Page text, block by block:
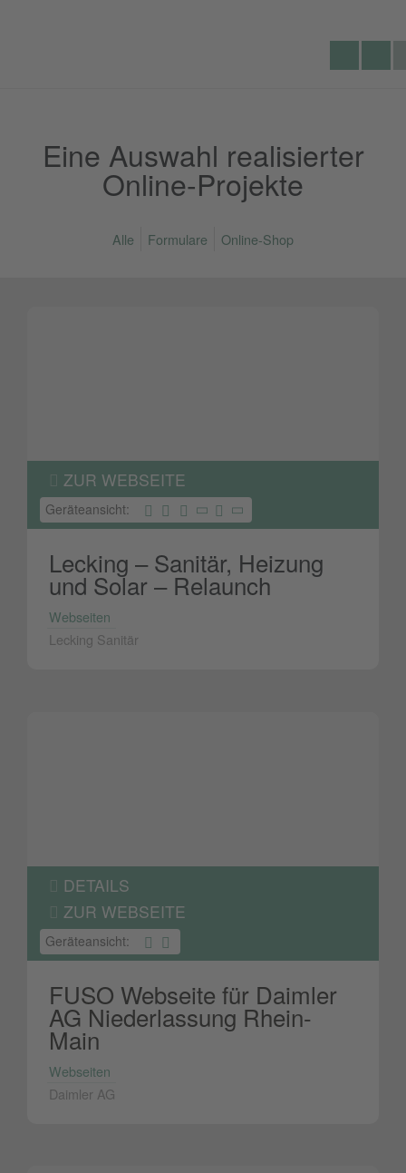
Eine Auswahl realisierter
Online-Projekte
Alle Formulare Online-Shop
ZUR WEBSEITE
Geräteansicht:
Lecking – Sanitär, Heizung
und Solar – Relaunch
Webseiten
Lecking Sanitär
DETAILS
ZUR WEBSEITE
Geräteansicht:
FUSO Webseite für Daimler
AG Niederlassung Rhein-
Main
Webseiten
Daimler AG